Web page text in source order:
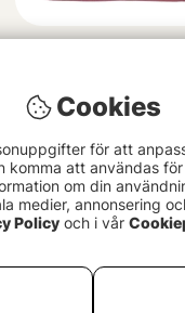
299 kr
Cookies
för att
komma att användas
om din
medier, annonsering
Policyoch i vår